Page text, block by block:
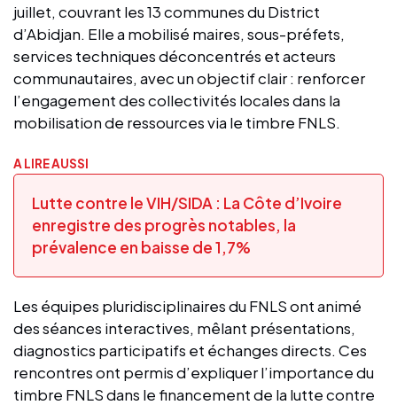
juillet, couvrant les 13 communes du District
d’Abidjan. Elle a mobilisé maires, sous-préfets,
services techniques déconcentrés et acteurs
communautaires, avec un objectif clair : renforcer
l’engagement des collectivités locales dans la
mobilisation de ressources via le timbre FNLS.
A LIRE AUSSI
Lutte contre le VIH/SIDA : La Côte d’Ivoire
enregistre des progrès notables, la
prévalence en baisse de 1,7%
Les équipes pluridisciplinaires du FNLS ont animé
des séances interactives, mêlant présentations,
diagnostics participatifs et échanges directs. Ces
rencontres ont permis d’expliquer l’importance du
timbre FNLS dans le financement de la lutte contre